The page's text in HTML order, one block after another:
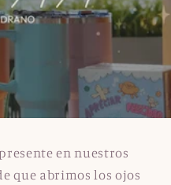
en nuestros
que abrimos los ojos